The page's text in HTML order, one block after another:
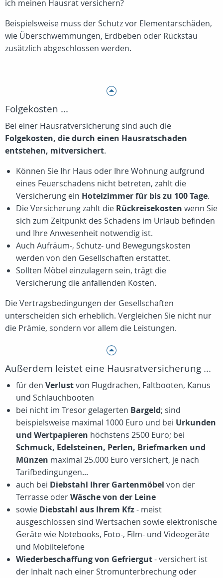
ich meinen Hausrat versichern?
Beispielsweise muss der Schutz vor Elementarschäden,
wie Überschwemmungen, Erdbeben oder Rückstau
zusätzlich abgeschlossen werden.
Folgekosten ...
Bei einer Hausratversicherung sind auch die
Folgekosten, die durch einen Hausratschaden
entstehen, mitversichert.
Können Sie Ihr Haus oder Ihre Wohnung aufgrund
eines Feuerschadens nicht betreten, zahlt die
Versicherung ein Hotelzimmer für bis zu 100 Tage.
Die Versicherung zahlt die Rückreisekosten wenn Sie
sich zum Zeitpunkt des Schadens im Urlaub befinden
und Ihre Anwesenheit notwendig ist.
Auch Aufräum-, Schutz- und Bewegungskosten
werden von den Gesellschaften erstattet.
Sollten Möbel einzulagern sein, trägt die
Versicherung die anfallenden Kosten.
Die Vertragsbedingungen der Gesellschaften
unterscheiden sich erheblich. Vergleichen Sie nicht nur
die Prämie, sondern vor allem die Leistungen.
Außerdem leistet eine Hausratversicherung ...
für den Verlustvon Flugdrachen, Faltbooten, Kanus
und Schlauchbooten
bei nicht im Tresor gelagerten Bargeld; sind
beispielsweise maximal 1000 Euro und bei Urkunden
und Wertpapieren höchstens 2500 Euro; bei
Schmuck, Edelsteinen, Perlen, Briefmarken und
Münzen maximal 25.000 Euro versichert, je nach
Tarifbedingungen...
auch bei Diebstahl Ihrer Gartenmöbel von der
Terrasse oderWäsche von der Leine
sowie Diebstahl aus Ihrem Kfz- meist
ausgeschlossen sind Wertsachen sowie elektronische
Geräte wie Notebooks, Foto-, Film- und Videogeräte
und Mobiltelefone
Wiederbeschaffung von Gefriergut- versichert ist
der Inhalt nach einer Stromunterbrechung oder